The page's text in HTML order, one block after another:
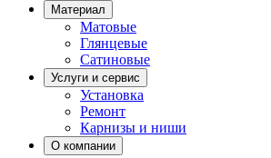
Материал
Матовые
Глянцевые
Сатиновые
Услуги и сервис
Установка
Ремонт
Карнизы и ниши
О компании